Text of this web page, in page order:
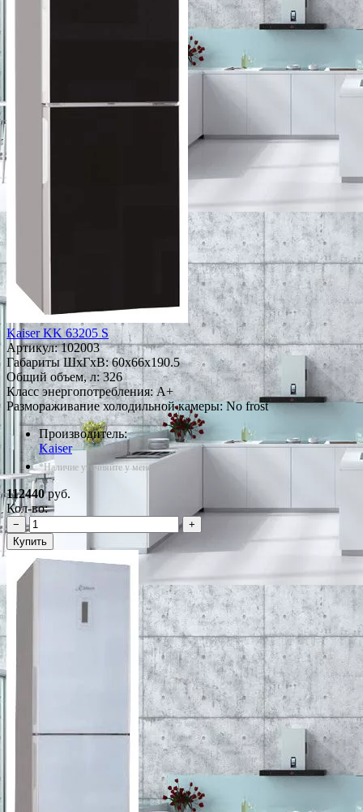
Kaiser KK 63205 S
Артикул:102003
Габариты ШxГxВ: 60x66x190.5
Общий объем, л: 326
Класс энергопотребления: A+
Размораживание холодильной камеры: No frost
Производитель:
Kaiser
*Наличие уточняйте у менеджера
112440руб.
Кол-во:
−
+
Купить